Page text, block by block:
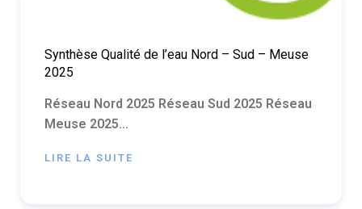
Synthèse Qualité de l’eau Nord – Sud – Meuse
2025
Réseau Nord 2025 Réseau Sud 2025 Réseau
Meuse 2025...
LIRE LA SUITE